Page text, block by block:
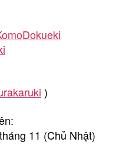
)
11 (Chủ Nhật)